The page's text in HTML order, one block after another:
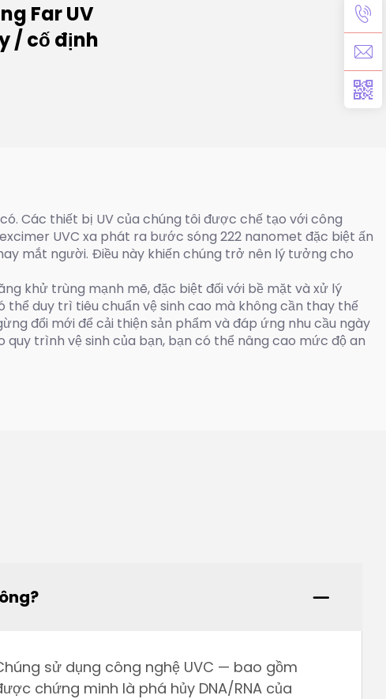
Far UV
/ cố định
Các thiết bị UV của chúng tôi được chế tạo với công
UVC xa phát ra bước sóng 222 nanomet đặc biệt ấn
mắt người. Điều này khiến chúng trở nên lý tưởng cho
khử trùng mạnh mẽ, đặc biệt đối với bề mặt và xử lý
duy trì tiêu chuẩn vệ sinh cao mà không cần thay thế
đổi mới để cải thiện sản phẩm và đáp ứng nhu cầu ngày
trình vệ sinh của bạn, bạn có thể nâng cao mức độ an
sử dụng công nghệ UVC — bao gồm
chứng minh là phá hủy DNA/RNA của